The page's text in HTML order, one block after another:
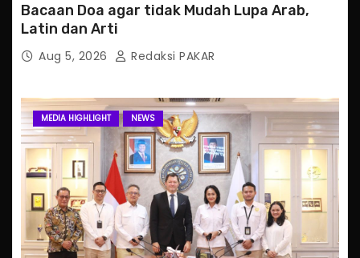
Bacaan Doa agar tidak Mudah Lupa Arab,
Latin dan Arti
Aug 5, 2026 Redaksi PAKAR
MEDIA HIGHLIGHT NEWS